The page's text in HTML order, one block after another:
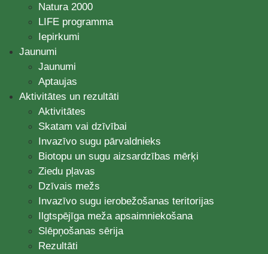
Natura 2000
LIFE programma
Iepirkumi
Jaunumi
Jaunumi
Aptaujas
Aktivitātes un rezultāti
Aktivitātes
Skatam vai dzīvībai
Invazīvo sugu pārvaldnieks
Biotopu un sugu aizsardzības mērķi
Ziedu pļavas
Dzīvais mežs
Invazīvo sugu ierobežošanas teritorijas
Ilgtspējīga meža apsaimniekošana
Slēpņošanas sērija
Rezultāti